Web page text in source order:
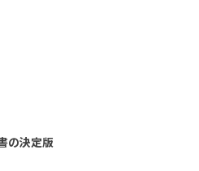
の決定版